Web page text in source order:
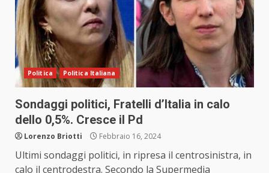
Politica Politica Italiana
Sondaggi politici, Fratelli d’Italia in calo
dello 0,5%. Cresce il Pd
Lorenzo Briotti Febbraio 16, 2024
Ultimi sondaggi politici, in ripresa il centrosinistra, in
calo il centrodestra. Secondo la Supermedia